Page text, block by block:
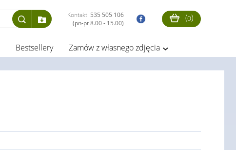
Kontakt: 535 505 106
(pn-pt 8.00 - 15.00)
(0)
Bestsellery Zamów z własnego zdjęcia